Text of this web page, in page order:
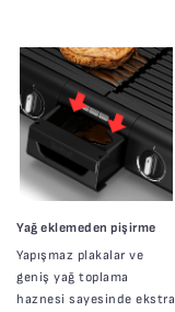
Yağ eklemeden pişirme
Yapışmaz plakalar ve
geniş yağ toplama
haznesi sayesinde ekstra